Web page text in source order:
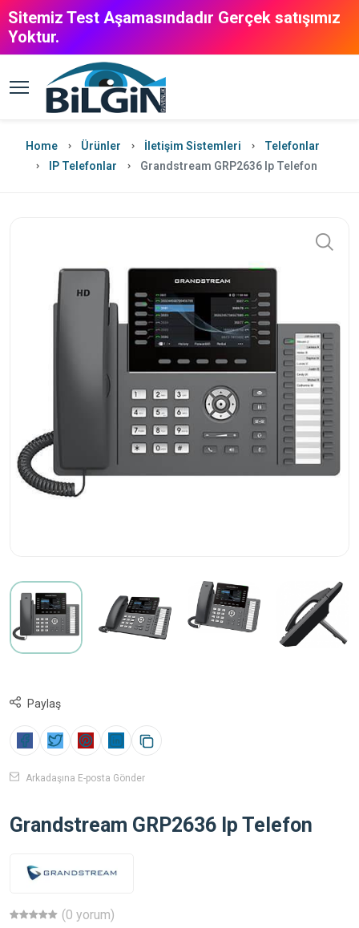
Sitemiz Test Aşamasındadır Gerçek satışımız
Yoktur.
Home Ürünler İletişim Sistemleri
Telefonlar
IP Telefonlar
Grandstream GRP2636 Ip Telefon
Paylaş
Arkadaşına E-posta Gönder
Grandstream GRP2636 Ip Telefon
(0 yorum)